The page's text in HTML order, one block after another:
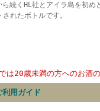
続くHL社とアイラ島を初め
れたボトルです。
は20歳未満の方へのお酒
利用ガイド